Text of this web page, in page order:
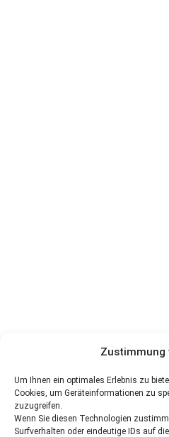
Zustimmung
Um Ihnen ein optimales Erlebnis zu
Cookies, um Geräteinformationen zu
zuzugreifen.
Wenn Sie diesen Technologien
Surfverhalten oder eindeutige IDs auf